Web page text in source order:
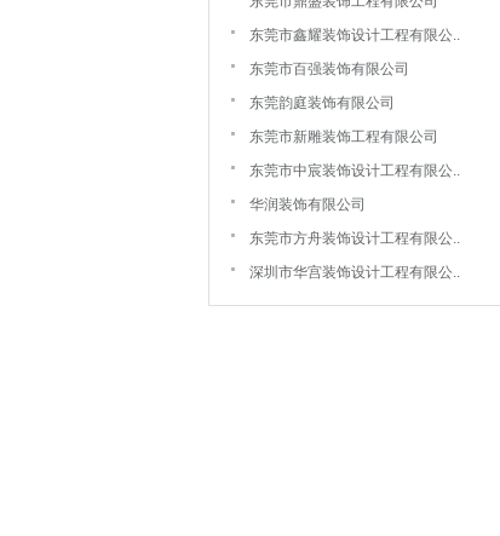
东莞市鑫耀装饰设计工程有限公..
东莞市百强装饰有限公司
东莞韵庭装饰有限公司
东莞市新雕装饰工程有限公司
东莞市中宸装饰设计工程有限公..
华润装饰有限公司
东莞市方舟装饰设计工程有限公..
深圳市华宫装饰设计工程有限公..